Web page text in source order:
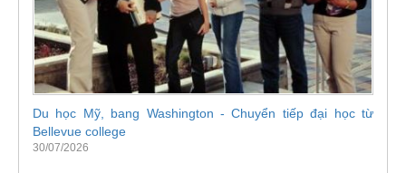
Du học Mỹ, bang Washington - Chuyển tiếp đại học từ
Bellevue college
30/07/2026